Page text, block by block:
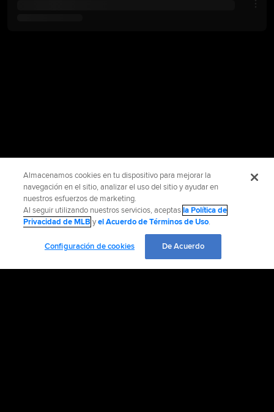
Almacenamos cookies en tu dispositivo para mejorar la
navegación en el sitio, analizar el uso del sitio y ayudar en
nuestros esfuerzos de marketing.
Al seguir utilizando nuestros servicios, aceptasla Política de
Privacidad de MLB yel Acuerdo de Términos de Uso.
Configuración de cookies De Acuerdo